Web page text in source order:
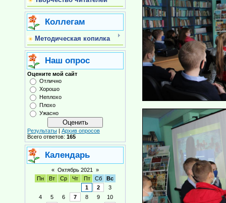
Коллегам
Методическая копилка
Наш опрос
Оцените мой сайт
Отлично
Хорошо
Неплохо
Плохо
Ужасно
Результаты | Архив опросов
Всего ответов: 165
Календарь
« Октябрь 2021
»
Пн
Вт Ср Чт Пт Сб
Вс
1
2
3
4
5 6 7 8 9
10